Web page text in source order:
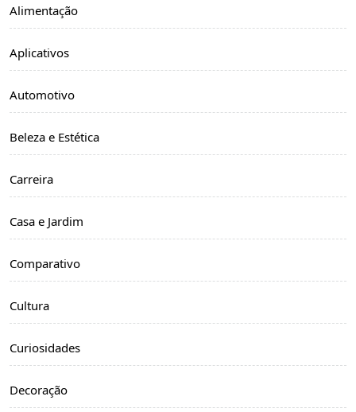
Alimentação
Aplicativos
Automotivo
Beleza e Estética
Carreira
Casa e Jardim
Comparativo
Cultura
Curiosidades
Decoração